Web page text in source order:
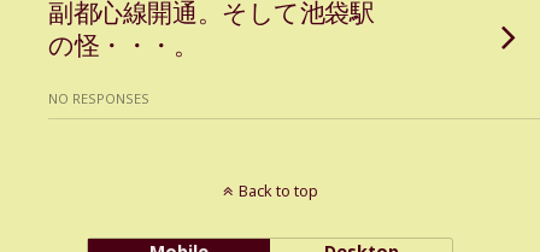
副都心線開通。そして池袋駅
の怪・・・。
NO RESPONSES
Back to top